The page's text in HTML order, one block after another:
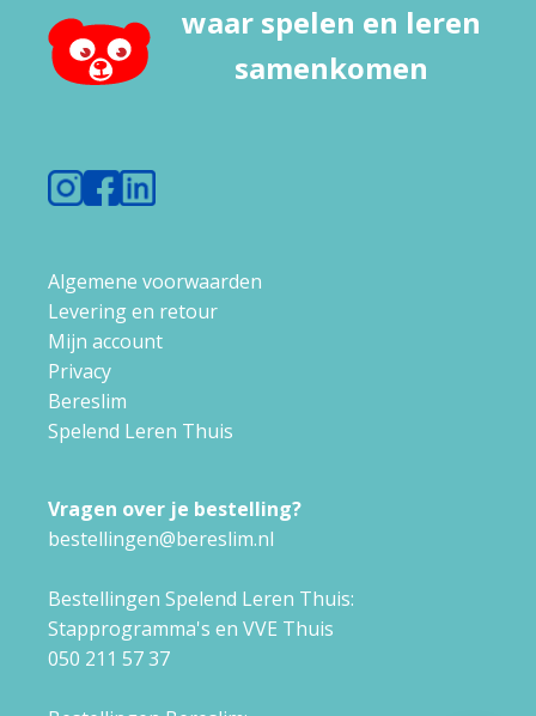
waar spelen en leren
samenkomen
Algemene voorwaarden
Levering en retour
Mijn account
Privacy
Bereslim
Spelend Leren Thuis
Vragen over je bestelling?
bestellingen@bereslim.nl
Bestellingen Spelend Leren Thuis:
Stapprogramma's en VVE Thuis
050 211 57 37